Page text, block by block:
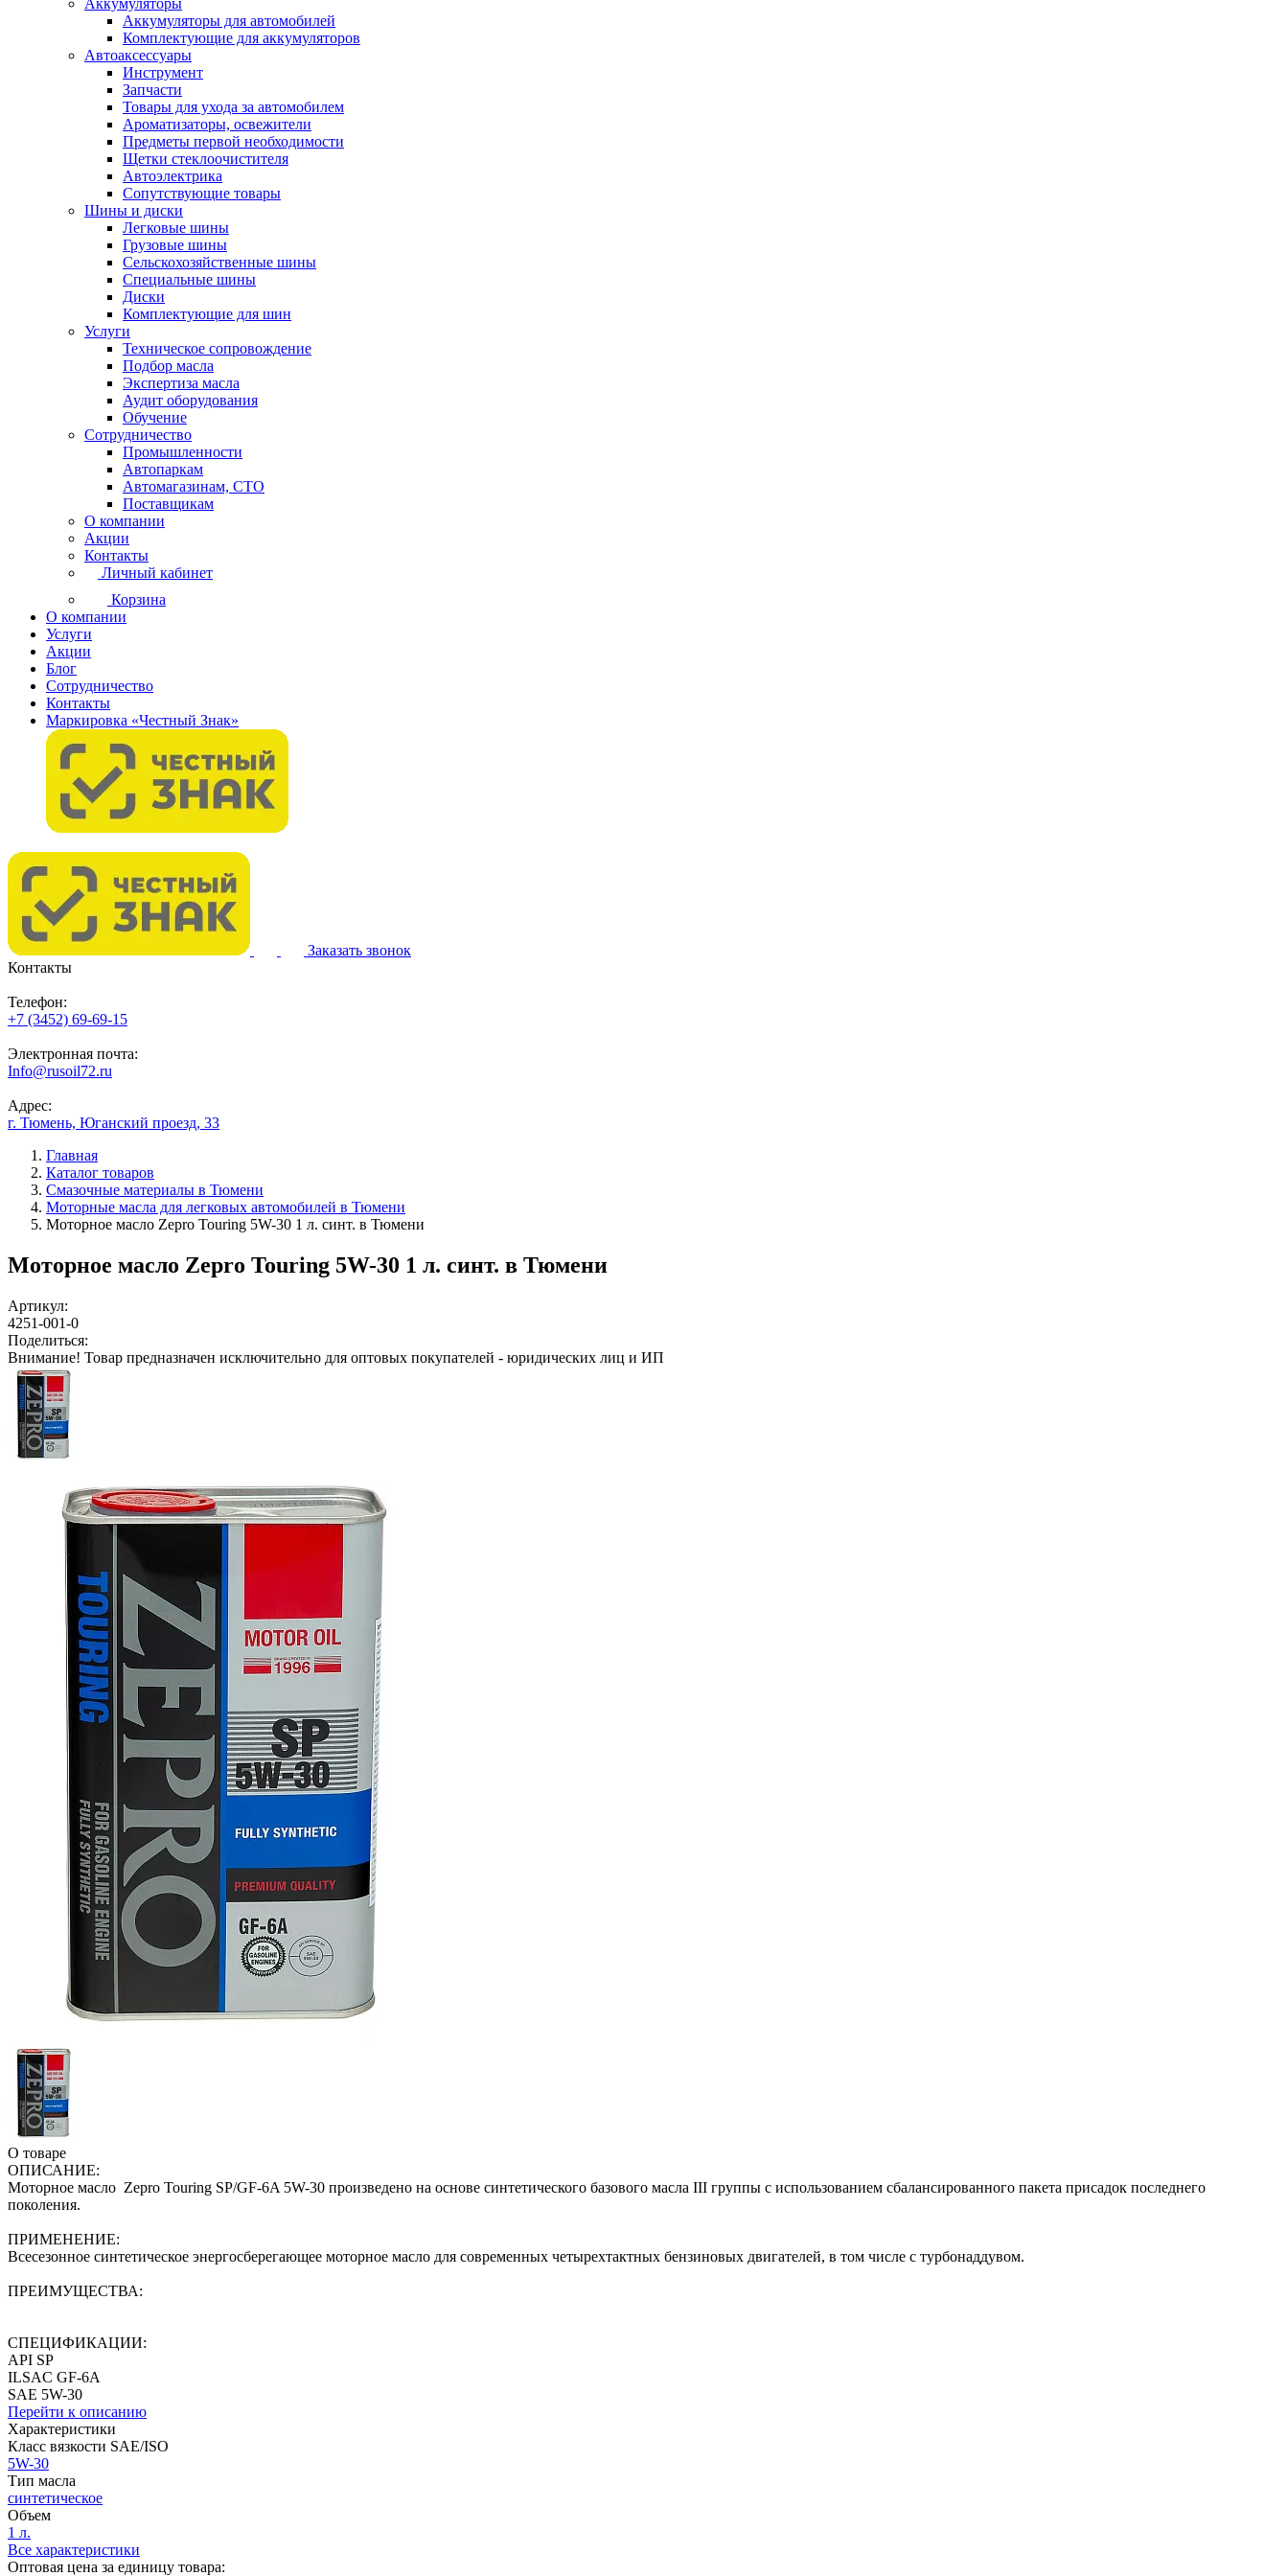
Аккумуляторы
Аккумуляторы для автомобилей
Комплектующие для аккумуляторов
Автоаксессуары
Инструмент
Запчасти
Товары для ухода за автомобилем
Ароматизаторы, освежители
Предметы первой необходимости
Щетки стеклоочистителя
Автоэлектрика
Сопутствующие товары
Шины и диски
Легковые шины
Грузовые шины
Сельскохозяйственные шины
Специальные шины
Диски
Комплектующие для шин
Услуги
Техническое сопровождение
Подбор масла
Экспертиза масла
Аудит оборудования
Обучение
Сотрудничество
Промышленности
Автопаркам
Автомагазинам, СТО
Поставщикам
О компании
Акции
Контакты
Личный кабинет
Корзина
О компании
Услуги
Акции
Блог
Сотрудничество
Контакты
Маркировка «Честный Знак»
Заказать звонок
Контакты
Телефон:
+7 (3452) 69-69-15
Электронная почта:
Info@rusoil72.ru
Адрес:
г. Тюмень, Юганский проезд, 33
Главная
Каталог товаров
Смазочные материалы в Тюмени
Моторные масла для легковых автомобилей в Тюмени
Моторное масло Zepro Touring 5W-30 1 л. синт. в Тюмени
Моторное масло Zepro Touring 5W-30 1 л. синт. в Тюмени
Артикул:
4251-001-0
Поделиться:
Внимание! Товар предназначен исключительно для оптовых покупателей - юридических лиц и ИП
О товаре
ОПИСАНИЕ:
Моторное масло Zepro Touring SP/GF-6A 5W-30 произведено на основе синтетического базового масла III группы с использованием сбалансированного пакета присадок последнего
поколения.
ПРИМЕНЕНИЕ:
Всесезонное синтетическое энергосберегающее моторное масло для современных четырехтактных бензиновых двигателей, в том числе с турбонаддувом.
ПРЕИМУЩЕСТВА:
СПЕЦИФИКАЦИИ:
API SP
ILSAC GF-6A
SAE 5W-30
Перейти к описанию
Характеристики
Класс вязкости SAE/ISO
5W-30
Тип масла
синтетическое
Объем
1 л.
Все характеристики
Оптовая цена за единицу товара: